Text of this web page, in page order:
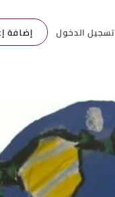
تسجيل الدخول إضافة